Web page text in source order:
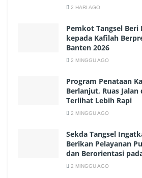
2 HARI AGO
Pemkot Tangsel Beri
kepada Kafilah
Banten 2026
2 MINGGU AGO
Program Penataan
Berlanjut, Ruas Jalan
Terlihat Lebih Rapi
2 MINGGU AGO
Sekda Tangsel
Berikan Pelayanan
dan Berorientasi
2 MINGGU AGO